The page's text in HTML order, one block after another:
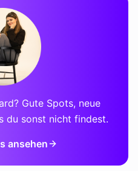
Gute Spots, neue
du sonst nicht findest.
ansehen